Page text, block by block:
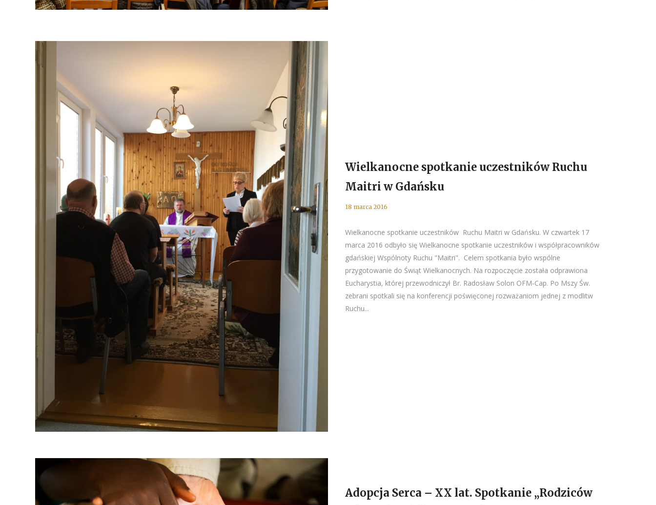
Wielkanocne spotkanie uczestników Ruchu
Maitri w Gdańsku
18 marca 2016
Wielkanocne spotkanie uczestników Ruchu Maitri w Gdańsku. W czwartek 17
marca 2016 odbyło się Wielkanocne spotkanie uczestników i współpracowników
gdańskiej Wspólnoty Ruchu "Maitri". Celem spotkania było wspólne
przygotowanie do Świąt Wielkanocnych. Na rozpoczęcie została odprawiona
Eucharystia, której przewodniczył Br. Radosław Solon OFM-Cap. Po Mszy Św.
zebrani spotkali się na konferencji poświęconej rozważaniom jednej z modlitw
Ruchu...
Adopcja Serca – XX lat. Spotkanie „Rodziców